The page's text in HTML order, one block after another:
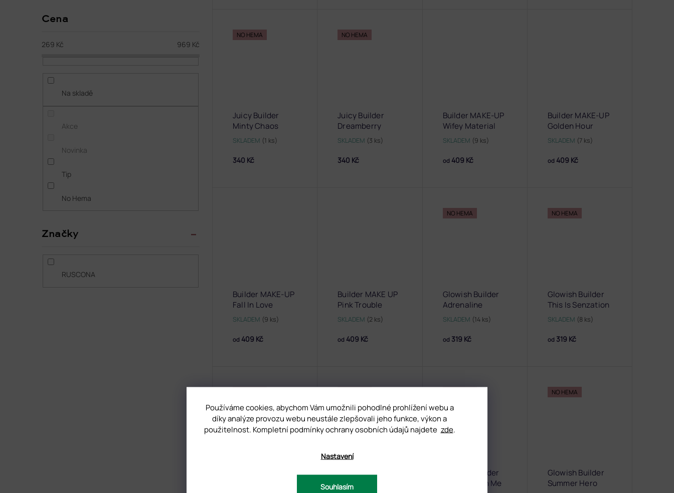
Používáme cookies, abychom Vám umožnili pohodlné prohlížení webu a
díky analýze provozu webu neustále zlepšovali jeho funkce, výkon a
použitelnost. Kompletní podmínky ochrany osobních údajů najdete zde.
Nastavení
Souhlasím
Cena
269 Kč 969 Kč
Na skladě
Akce
Novinka
Tip
No Hema
Značky
RUSCONA
NO HEMA
Juicy Builder
Minty Chaos
SKLADEM (1 ks)
340 Kč
NO HEMA
Juicy Builder
Dreamberry
SKLADEM (3 ks)
340 Kč
Builder MAKE-UP
Wifey Material
SKLADEM (9 ks)
od409 Kč
Builder MAKE-UP
Golden Hour
SKLADEM (7 ks)
od409 Kč
Builder MAKE-UP
Fall In Love
SKLADEM (9 ks)
od 409 Kč
Builder MAKE UP
Pink Trouble
SKLADEM (2 ks)
od 409 Kč
NO HEMA
Glowish Builder
Adrenaline
SKLADEM (14 ks)
od319 Kč
NO HEMA
Glowish Builder
This Is Senzation
SKLADEM (8 ks)
od319 Kč
Glowish Builder
Orchid Night
Glowish Builder
Explore With Me
NO HEMA
Glowish Builder
Summer Hero